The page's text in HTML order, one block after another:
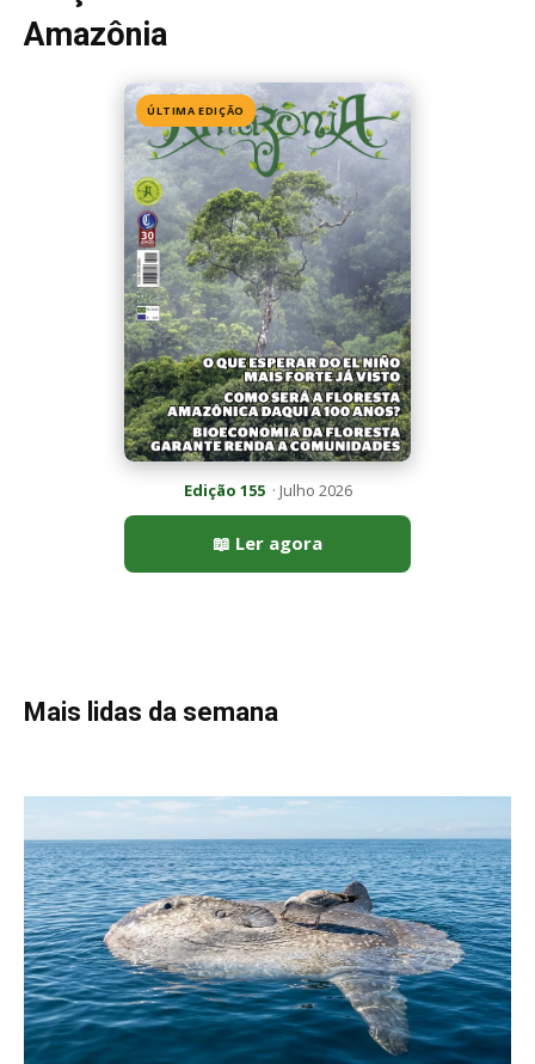
Edição 155· Julho 2026
📖 Ler agora
Mais lidas da semana
Peixe-lua emerge horizontalmente na superfície oceânica para
permitir que aves marinhas removam ectoparasitas